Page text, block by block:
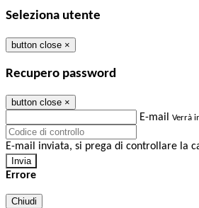
Seleziona utente
button close ×
Recupero password
button close ×
E-mail Verrà
E-mail inviata, si prega di controllare la
Errore
Chiudi